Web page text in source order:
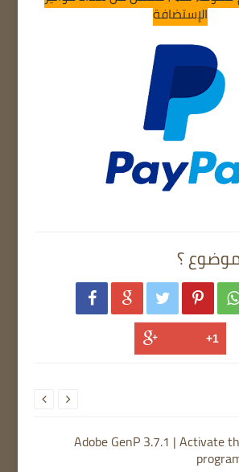
الإستضافة
؟
   
Adobe GenP 3.7.1 | Activate
 